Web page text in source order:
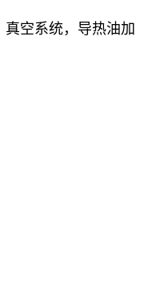
空系统，导热油加